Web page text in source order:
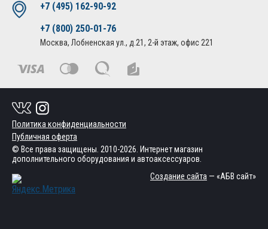
+7 (495) 162-90-92
+7 (800) 250-01-76
Москва, Лобненская ул., д.21, 2-й этаж, офис 221
Политика конфиденциальности
Публичная оферта
© Все права защищены. 2010-2026. Интернет магазин
дополнительного оборудования и автоаксессуаров.
Создание сайта — «АБВ сайт»